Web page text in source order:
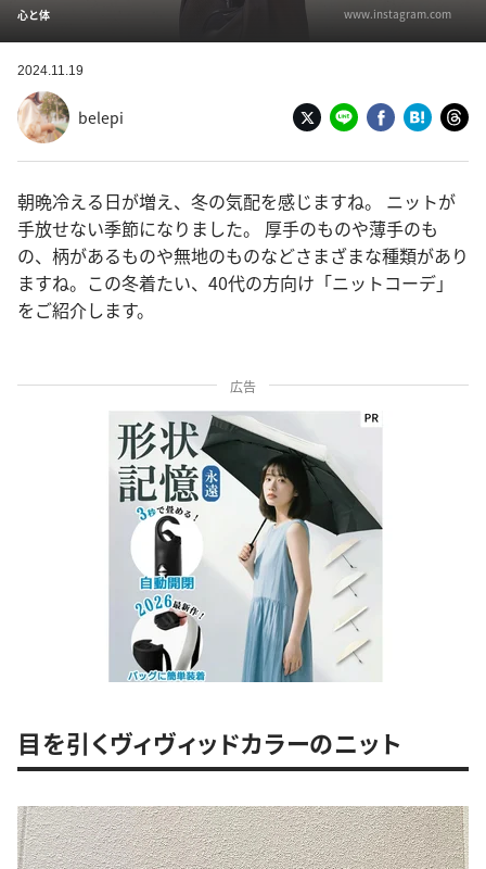
心と体 www.instagram.com
2024.11.19
belepi
朝晩冷える日が増え、冬の気配を感じますね。 ニットが
手放せない季節になりました。 厚手のものや薄手のも
の、柄があるものや無地のものなどさまざまな種類があり
ますね。この冬着たい、40代の方向け「ニットコーデ」
をご紹介します。
広告
目を引くヴィヴィッドカラーのニット